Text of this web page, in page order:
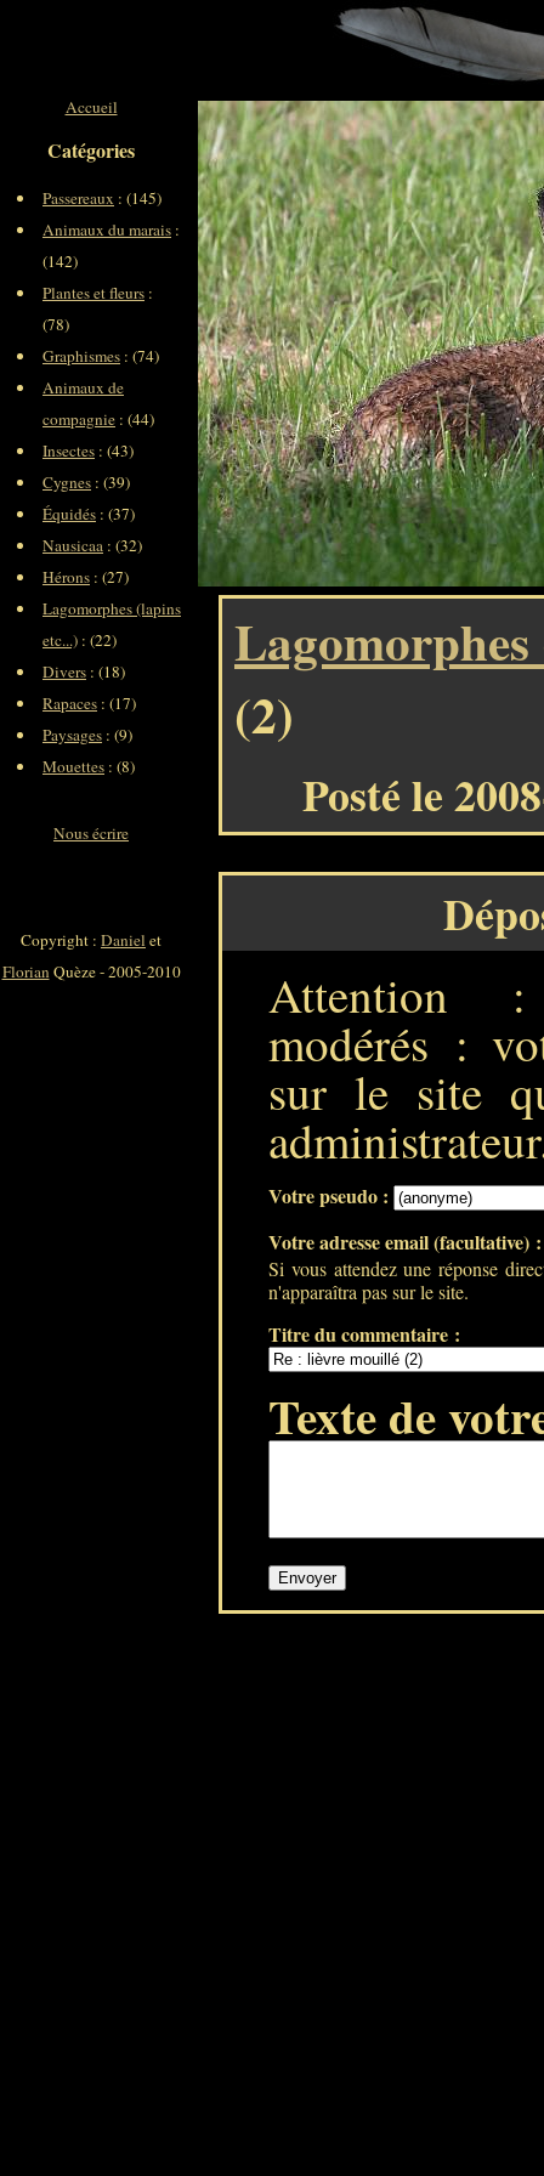
(2)
Posté le
Attention :
modérés :
sur le site
Votre pseudo :
Votre adresse email (facultative)
Si vous attendez une réponse
n'apparaîtra pas sur le site.
Titre du commentaire :
Texte de
Accueil
Catégories
Passereaux : (145)
Animaux du marais :
(142)
Plantes et fleurs :
(78)
Graphismes : (74)
Animaux de
compagnie : (44)
Insectes : (43)
Cygnes : (39)
Équidés : (37)
Nausicaa : (32)
Hérons : (27)
Lagomorphes (lapins
etc...) : (22)
Divers : (18)
Rapaces : (17)
Paysages : (9)
Mouettes : (8)
Nous écrire
Copyright : Daniel et
FlorianQuèze - 2005-2010